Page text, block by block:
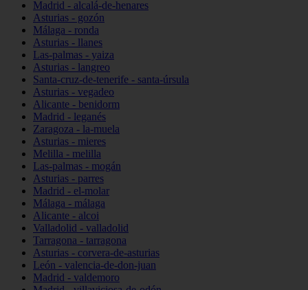
Madrid - alcalá-de-henares
Asturias - gozón
Málaga - ronda
Asturias - llanes
Las-palmas - yaiza
Asturias - langreo
Santa-cruz-de-tenerife - santa-úrsula
Asturias - vegadeo
Alicante - benidorm
Madrid - leganés
Zaragoza - la-muela
Asturias - mieres
Melilla - melilla
Las-palmas - mogán
Asturias - parres
Madrid - el-molar
Málaga - málaga
Alicante - alcoi
Valladolid - valladolid
Tarragona - tarragona
Asturias - corvera-de-asturias
León - valencia-de-don-juan
Madrid - valdemoro